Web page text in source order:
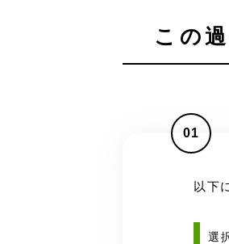
この
01
以下
選